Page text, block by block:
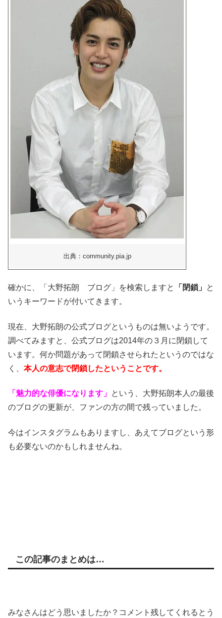
出典：community.pia.jp
確かに、「大野拓朗 ブログ」を検索しますと 「閉鎖」
と
いうキーワードが付いてきます。
現在、大野拓朗の公式ブログというものは無いようです。
調べてみますと、公式ブログは2014年の３月に閉鎖して
います。 何か問題があって閉鎖させられたというのではな
く、 本人の意志で閉鎖したということです。
「魅力的な俳優になります」 という、大野拓朗本人の最後
のブログの更新が、ファンの方の間で残っていました。
今はインスタグラムもありますし、あえてブログという形
も必要ないのかもしれませんね。
この記事のまとめは…
みなさんはどう思いましたか？コメント残してくれるとう